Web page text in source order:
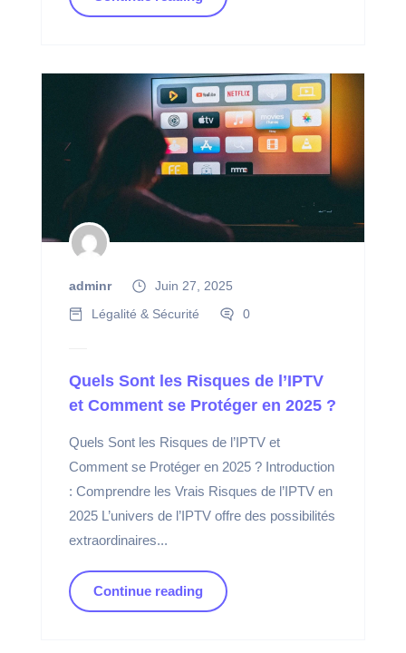
adminr
Juin 27, 2025
Légalité & Sécurité
0
Quels Sont les Risques de l’IPTV
et Comment se Protéger en 2025 ?
Quels Sont les Risques de l’IPTV et
Comment se Protéger en 2025 ? Introduction
: Comprendre les Vrais Risques de l’IPTV en
2025 L’univers de l’IPTV offre des possibilités
extraordinaires...
Continue reading